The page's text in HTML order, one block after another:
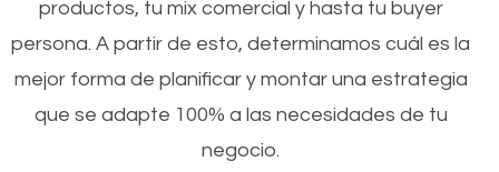
productos, tu mix comercial y hasta tu buyer
persona. A partir de esto, determinamos cuál es la
mejor forma de planificar y montar una estrategia
que se adapte 100% a las necesidades de tu
negocio.